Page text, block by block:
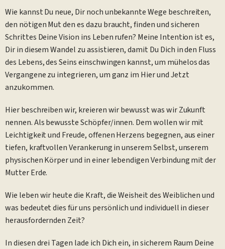
Wie kannst Du neue, Dir noch unbekannte Wege beschreiten,
den nötigen Mut den es dazu braucht, finden und sicheren
Schrittes Deine Vision ins Leben rufen? Meine Intention ist es,
Dir in diesem Wandel zu assistieren, damit Du Dich in den Fluss
des Lebens, des Seins einschwingen kannst, um mühelos das
Vergangene zu integrieren, um ganz im Hier und Jetzt
anzukommen.
Hier beschreiben wir, kreieren wir bewusst was wir Zukunft
nennen. Als bewusste Schöpfer/innen. Dem wollen wir mit
Leichtigkeit und Freude, offenen Herzens begegnen, aus einer
tiefen, kraftvollen Verankerung in unserem Selbst, unserem
physischen Körper und in einer lebendigen Verbindung mit der
Mutter Erde.
Wie leben wir heute die Kraft, die Weisheit des Weiblichen und
was bedeutet dies für uns persönlich und individuell in dieser
herausfordernden Zeit?
In diesen drei Tagen lade ich Dich ein, in sicherem Raum Deine